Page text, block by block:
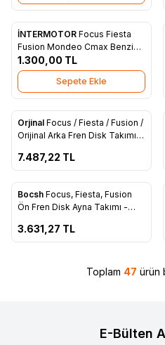
Yeni
Favorilere Ekle
İNTERMOTOR Focus Fiesta
Fusion Mondeo Cmax Benzinli
1.300,00 TL
Sepete Ekle
Favorilere Ekle
Orjinal Focus / Fiesta / Fusion /
Orijinal Arka Fren Disk Takımı
7.487,22 TL
Favorilere Ekle
Bocsh Focus, Fiesta, Fusion
Ön Fren Disk Ayna Takımı -
3.631,27 TL
Toplam 47 ürün
E-Bülten